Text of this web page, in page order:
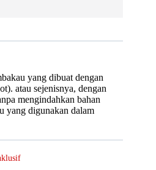
yang dibuat dengan
atau sejenisnya, dengan
mengindahkan bahan
yang digunakan dalam